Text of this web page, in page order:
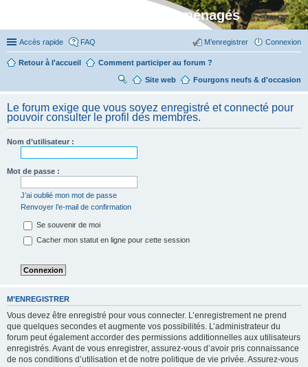
Stylevan - Vans aménagés
Accès rapide FAQ Connexion
M’enregistrer
Retour à l'accueil Comment participer au forum ?
Fourgons neufs & d'occasion
Site web
R
her
ch
er
Le forum exige que vous soyez enregistré et connecté pour
pouvoir consulter le profil des membres.
Nom d’utilisateur :
Mot de passe :
J’ai oublié mon mot de passe
Renvoyer l’e-mail de confirmation
Se souvenir de moi
Cacher mon statut en ligne pour cette session
M’ENREGISTRER
Vous devez être enregistré pour vous connecter. L’enregistrement ne prend
que quelques secondes et augmente vos possibilités. L’administrateur du
forum peut également accorder des permissions additionnelles aux utilisateurs
enregistrés. Avant de vous enregistrer, assurez-vous d’avoir pris connaissance
de nos conditions d’utilisation et de notre politique de vie privée. Assurez-vous